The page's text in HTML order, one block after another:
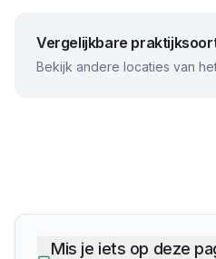
Vergelijkbare
Bekijk andere locaties van
Mis je iets op deze